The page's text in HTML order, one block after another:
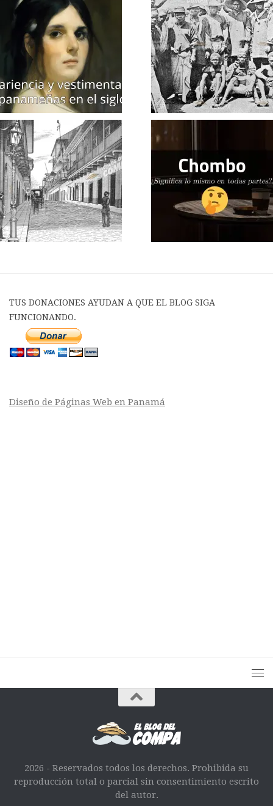
TUS DONACIONES AYUDAN A QUE EL BLOG SIGA
FUNCIONANDO.
Diseño de Páginas Web en Panamá
2026 - Reservados todos los derechos. Prohibida su
reproducción total o parcial sin consentimiento escrito
del autor.